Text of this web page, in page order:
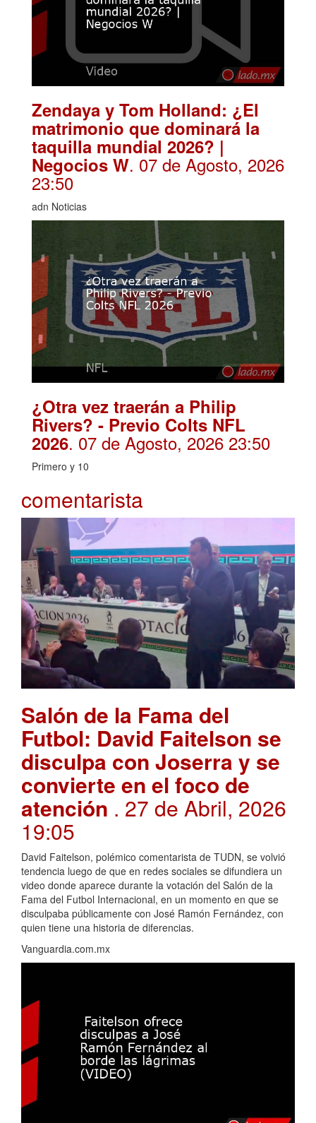
Zendaya y Tom Holland: ¿El
matrimonio que dominará la
taquilla mundial 2026? |
Negocios W. 07 de Agosto, 2026
23:50
adn Noticias
¿Otra vez traerán a Philip
Rivers? - Previo Colts NFL
2026. 07 de Agosto, 2026 23:50
Primero y 10
comentarista
Salón de la Fama del
Futbol: David Faitelson se
disculpa con Joserra y se
convierte en el foco de
atención . 27 de Abril, 2026
19:05
David Faitelson, polémico comentarista de TUDN, se volvió
tendencia luego de que en redes sociales se difundiera un
video donde aparece durante la votación del Salón de la
Fama del Futbol Internacional, en un momento en que se
disculpaba públicamente con José Ramón Fernández, con
quien tiene una historia de diferencias.
Vanguardia.com.mx